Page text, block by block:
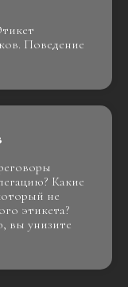
Поведение
Какие
не
этикета?
вы унизите